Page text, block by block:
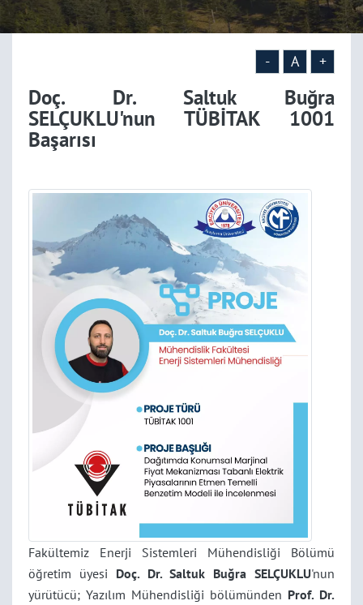
- A +
Doç. Dr. Saltuk Buğra
SELÇUKLU'nun TÜBİTAK 1001
Başarısı
Fakültemiz Enerji Sistemleri Mühendisliği Bölümü
öğretim üyesi Doç. Dr. Saltuk Buğra SELÇUKLU'nun
yürütücü; Yazılım Mühendisliği bölümünden Prof. Dr.